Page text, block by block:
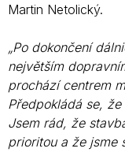
Martin Netolický.
„Po dokončení
největším
prochází centrem
Předpokládá se,
Jsem rád, že
prioritou a že jsme